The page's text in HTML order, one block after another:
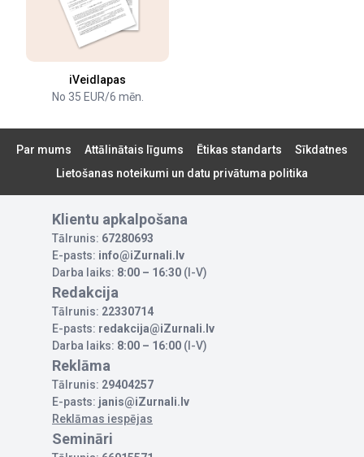
iVeidlapas
No 35 EUR/6 mēn.
Par mums Attālinātais līgums Ētikas standarts
Sīkdatnes
Lietošanas noteikumi un datu privātuma politika
Klientu apkalpošana
Tālrunis: 67280693
E-pasts: info@iZurnali.lv
Darba laiks: 8:00 – 16:30 (I-V)
Redakcija
Tālrunis: 22330714
E-pasts: redakcija@iZurnali.lv
Darba laiks: 8:00 – 16:00 (I-V)
Reklāma
Tālrunis: 29404257
E-pasts: janis@iZurnali.lv
Reklāmas iespējas
Semināri